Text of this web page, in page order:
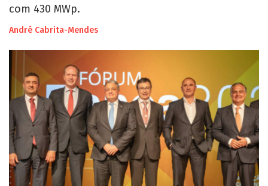
com 430 MWp.
André Cabrita-Mendes